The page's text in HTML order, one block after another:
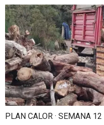
PLAN CALOR · SEMANA 12